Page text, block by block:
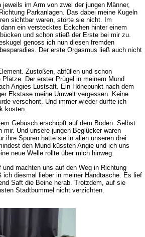
im Arm von zwei der jungen Männer,
Parkanlagen. Das dabei meine Kugeln
sichtbar waren, störte sie nicht. Im
ein verstecktes Eckchen hinter einem
und schon stieß der Erste bei mir zu.
genoss ich nun diesen fremden
Der erste Orgasmus ließ auch nicht
Zustoßen, abfüllen und schon
Der erster Prügel in meinem Mund
Angies Lustsaft. Ein Höhepunkt nach dem
Ekstase meine Umwelt vergessen. Keine
verschont. Und immer wieder durfte ich
kosten.
Gebüsch erschöpft auf dem Boden. Selbst
mir. Und unsere jungen Beglücker waren
ihre Spuren hatte sie in allen unseren drei
den Mund küssten Angie und ich uns
neue Welle rollte über mich hinweg.
machten uns auf den Weg in Richtung
ich diesmal lieber in meiner Handtasche. Es lief
Saft die Beine herab. Trotzdem, auf sie
Stadtbummel nicht verzichten.